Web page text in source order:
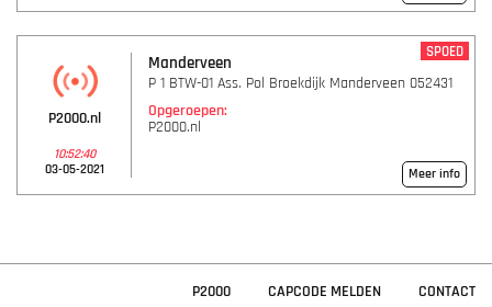
P2000.nl
10:52:40
03-05-2021
Manderveen
SPOED
P 1 BTW-01 Ass. Pol Broekdijk Manderveen 052431
Opgeroepen:
P2000.nl
Meer info
P2000 CAPCODE MELDEN CONTACT